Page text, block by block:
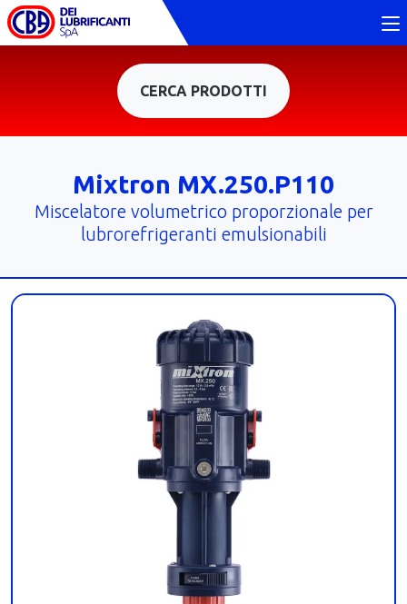
CERCA PRODOTTI
Mixtron MX.250.P110
Miscelatore volumetrico proporzionale per
lubrorefrigeranti emulsionabili